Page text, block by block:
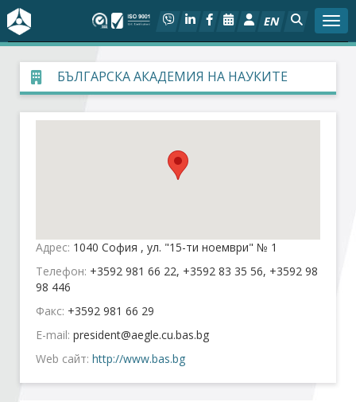
EN
За БСК
На фокус
Арбитражен съд
Проекти
Членове
БЪЛГАРСКА АКАДЕМИЯ НА НАУКИТЕ
Адрес: 1040 София , ул. "15-ти ноември" № 1
Телефон: +3592 981 66 22, +3592 83 35 56, +3592 98
98 446
Факс: +3592 981 66 29
E-mail:
Web сайт: http://www.bas.bg